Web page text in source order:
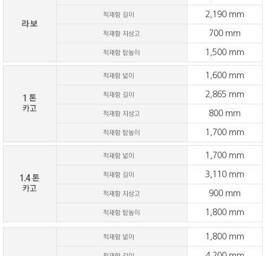
2,190 mm
700 mm
1,500 mm
1,600 mm
2,865 mm
800 mm
1,700 mm
1,700 mm
3,110 mm
900 mm
1,800 mm
1,800 mm